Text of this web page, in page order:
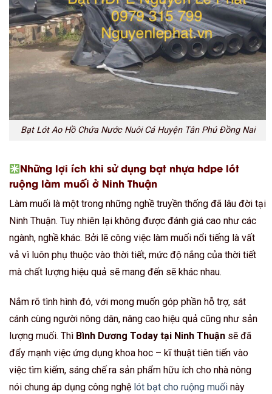
Bạt Lót Ao Hồ Chứa Nước Nuôi Cá Huyện Tân Phú Đồng Nai
Những lợi ích khi sử dụng bạt nhựa hdpe lót
ruộng làm muối ở Ninh Thuận
Làm muối là một trong những nghề truyền thống đã lâu đời tại
Ninh Thuận. Tuy nhiên lại không được đánh giá cao như các
ngành, nghề khác. Bởi lẽ công việc làm muối nổi tiếng là vất
vả vì luôn phụ thuộc vào thời tiết, mức độ nắng của thời tiết
mà chất lượng hiệu quả sẽ mang đến sẽ khác nhau.
Nắm rõ tình hình đó, với mong muốn góp phần hỗ trợ, sát
cánh cùng người nông dân, nâng cao hiệu quả cũng như sản
lượng muối. Thì Bình Dương Today tại Ninh Thuận sẽ đã
đẩy mạnh việc ứng dụng khoa hoc – kĩ thuật tiên tiến vào
việc tìm kiếm, sáng chế ra sản phẩm hữu ích cho nhà nông
nói chung áp dụng công nghệ lót bạt cho ruộng muối này